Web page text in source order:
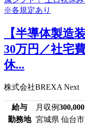
【半導体製造
30万円／社宅
休...
株式会社BREXA Next
給与 月収例300,000
勤務地 宮城県 仙台市